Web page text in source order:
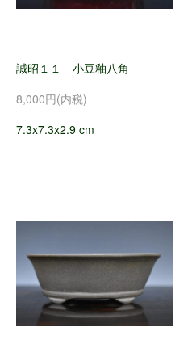
誠昭１１ 小豆釉八角
8,000円(内税)
7.3x7.3x2.9 cm